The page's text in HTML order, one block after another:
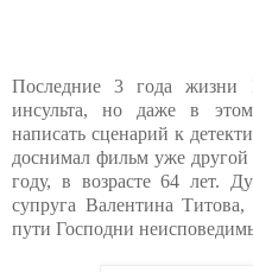
Последние 3 года жизни
инсульта, но даже в
написать сценарий к
доснимал фильм уже другой
году, в возрасте 64 лет.
супруга Валентина
пути Господни